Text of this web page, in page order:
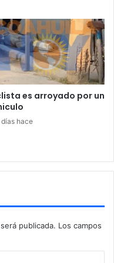
es arroyado por un
hace
publicada. Los campos